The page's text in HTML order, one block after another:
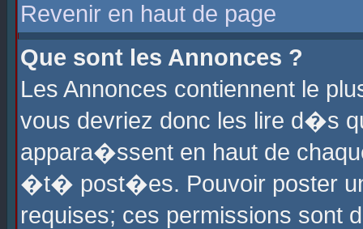
Revenir en haut de page
Que sont les Annonces ?
Les Annonces contiennent le
vous devriez donc les lire d�s
appara�ssent en haut de
�t� post�es. Pouvoir poster
requises; ces permissions sont